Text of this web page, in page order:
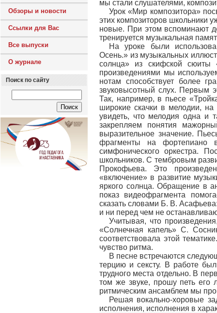
Обзоры и новости
Ссылки для Вас
Все выпуски
О журнале
Поиск по сайту
мы стали слушателями,
Урок «Мир композитора»
этих композиторов школьники
новые. При этом вспоминают
тренируется музыкальная
На уроке были
Осень.» из музыкальных
солнца» из скифской
произведениями мы
нотам способствует более
звуковысотный слух. Первым
Так, например, в пьесе
широкие скачки в мелодии,
увидеть, что мелодия одна и
закрепляем понятия
выразительное значение.
фрагменты на фортепиано
симфонического оркестра.
школьников. С тембровым
Прокофьева. Это
«включение» в развитие
яркого солнца. Обращение в
показ видеофрагмента
сказать словами Б. В.
и ни перед чем не
Учитывая, что
«Солнечная капель» С.
соответствовала этой
чувство ритма.
В песне встречаются
терцию и сексту. В работе
трудного места отдельно. В
том же звуке, прошу петь его
ритмическим ансамблем мы
Решая вокально-хоровые
исполнения, исполнения в